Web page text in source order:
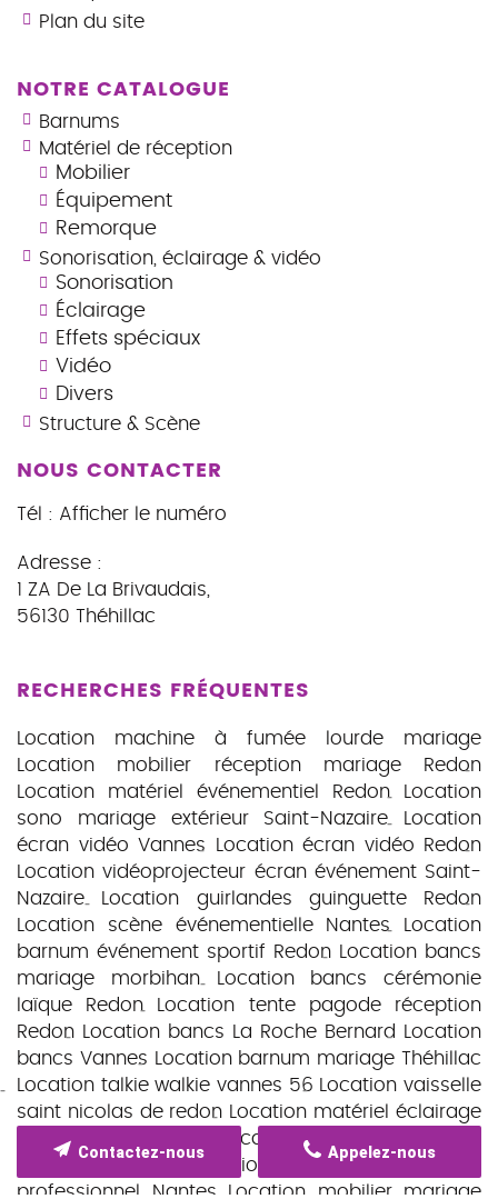
Plan du site
NOTRE CATALOGUE
Barnums
Matériel de réception
Mobilier
Équipement
Remorque
Sonorisation, éclairage & vidéo
Sonorisation
Éclairage
Effets spéciaux
Vidéo
Divers
Structure & Scène
NOUS CONTACTER
Tél : Afficher le numéro
Adresse :
1 ZA De La Brivaudais
56130 Théhillac
RECHERCHES FRÉQUENTES
Location machine à fumée lourde mariage
Location mobilier réception mariage Redon
Location matériel événementiel Redon
Location
sono mariage extérieur Saint-Nazaire
Location
écran vidéo Vannes
Location écran vidéo Redon
Location vidéoprojecteur écran événement Saint-
Nazaire
Location guirlandes guinguette Redon
Location scène événementielle Nantes
Location
barnum événement sportif Redon
Location bancs
mariage morbihan
Location bancs cérémonie
laïque Redon
Location tente pagode réception
Redon
Location bancs La Roche Bernard
Location
bancs Vannes
Location barnum mariage Théhillac
Location talkie walkie vannes 56
Location vaisselle
saint nicolas de redon
Location matériel éclairage
soirée Vannes
Location vidéoprojecteur
Location matériel événementiel
professionnel Nantes
Location mobilier mariage
Appelez-nous
Contactez-nous